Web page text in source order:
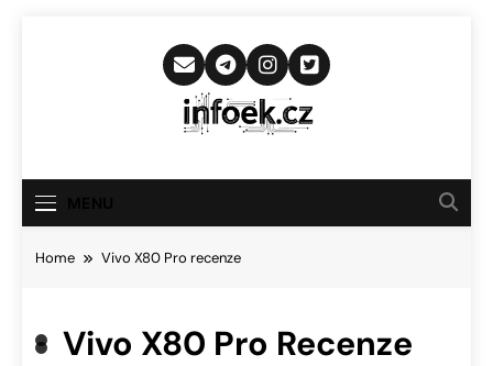
Infoek.cz
Novinkám
Home Vivo X80 Pro recenze
Vivo X80 Pro Recenze